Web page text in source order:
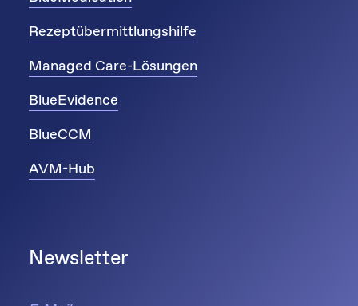
Rezeptübermittlungshilfe
Managed Care-Lösungen
BlueEvidence
BlueCCM
AVM-Hub
Newsletter